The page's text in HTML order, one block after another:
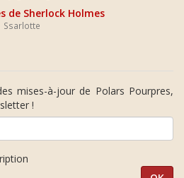
de Sherlock Holmes
Ssarlotte
mises-à-jour de Polars Pourpres,
!